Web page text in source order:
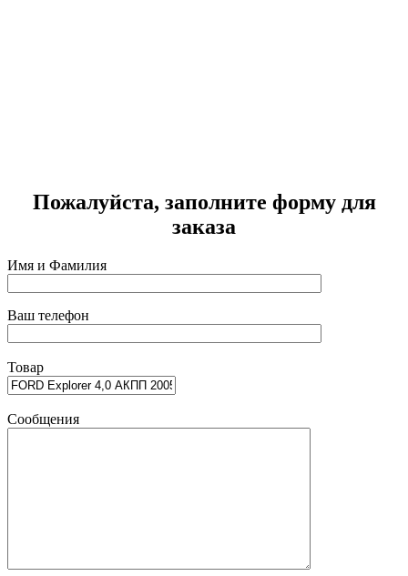
Пожалуйста, заполните форму для
заказа
Имя и Фамилия
Ваш телефон
Товар
Сообщения